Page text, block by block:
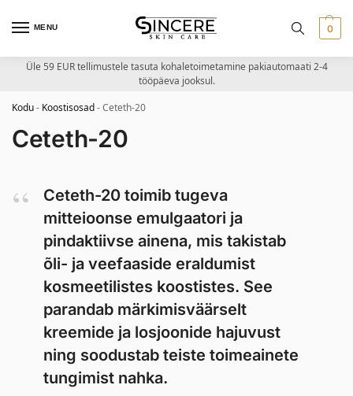
MENU 0
Üle 59 EUR tellimustele tasuta kohaletoimetamine pakiautomaati 2-4
tööpäeva jooksul.
Kodu- Koostisosad-Ceteth-20
Ceteth-20
Ceteth-20 toimib tugeva
mitteioonse emulgaatori ja
pindaktiivse ainena, mis takistab
õli- ja veefaaside eraldumist
kosmeetilistes koostistes. See
parandab märkimisväärselt
kreemide ja losjoonide hajuvust
ning soodustab teiste toimeainete
tungimist nahka.